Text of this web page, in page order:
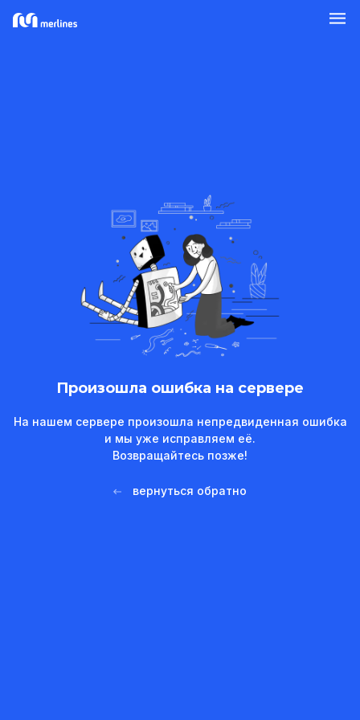
Произошла ошибка на сервере
На нашем сервере произошла непредвиденная ошибка
и мы уже исправляем её.
Возвращайтесь позже!
вернуться обратно